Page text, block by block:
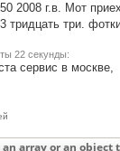
2008 г.в. Мот
тридцать три.
22 секунды:
сервис в москве,
2014
array or an